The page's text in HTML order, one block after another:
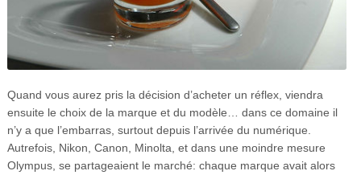
Quand vous aurez pris la décision d’acheter un réflex, viendra
ensuite le choix de la marque et du modèle… dans ce domaine il
n’y a que l’embarras, surtout depuis l’arrivée du numérique.
Autrefois, Nikon, Canon, Minolta, et dans une moindre mesure
Olympus, se partageaient le marché: chaque marque avait alors